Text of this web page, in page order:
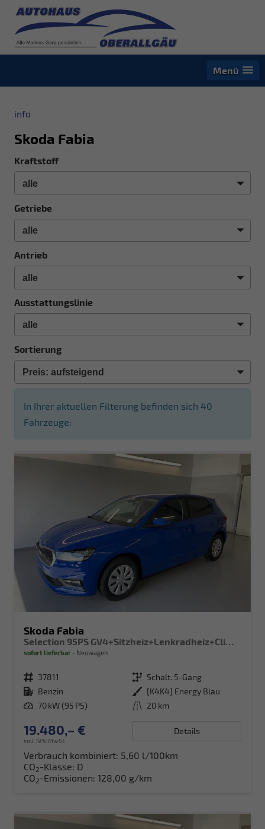
Menü
info
Skoda Fabia
Kraftstoff
Getriebe
Antrieb
Ausstattungslinie
Sortierung
In Ihrer aktuellen Filterung befinden sich 40
Fahrzeuge:
Skoda Fabia
sofort lieferbar Neuwagen
Fahrzeugnr. 37811 Getriebe Schalt. 5-Gang
Kraftstoff Benzin Außenfarbe [K4K4] Energy Blau
Leistung 70 kW (95 PS) Kilometerstand 20 km
19.480,– €
incl. 19% MwSt.
Details
Verbrauch kombiniert: 5,60 l/100km
CO2-Klasse: D
CO2-Emissionen: 128,00 g/km